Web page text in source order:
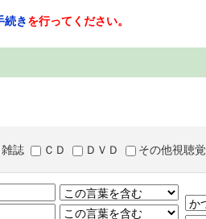
続きを行ってください。
雑誌 ＣＤ ＤＶＤ その他視聴覚